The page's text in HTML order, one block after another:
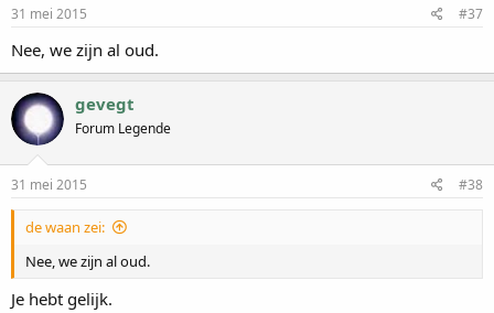
31 mei 2015 #37
Nee, we zijn al oud.
gevegt
Forum Legende
31 mei 2015 #38
de waan zei:
Nee, we zijn al oud.
Je hebt gelijk.